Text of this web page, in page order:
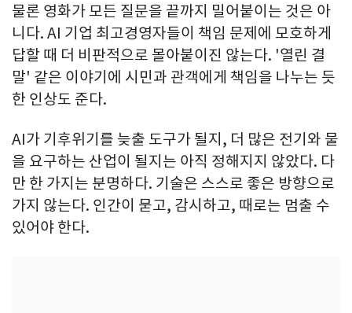
물론 영화가 모든 질문을 끝까지 밀어붙이는 것은 아
니다. AI 기업 최고경영자들이 책임 문제에 모호하게
답할 때 더 비판적으로 몰아붙이진 않는다. '열린 결
말' 같은 이야기에 시민과 관객에게 책임을 나누는 듯
한 인상도 준다.
AI가 기후위기를 늦출 도구가 될지, 더 많은 전기와 물
을 요구하는 산업이 될지는 아직 정해지지 않았다. 다
만 한 가지는 분명하다. 기술은 스스로 좋은 방향으로
가지 않는다. 인간이 묻고, 감시하고, 때로는 멈출 수
있어야 한다.